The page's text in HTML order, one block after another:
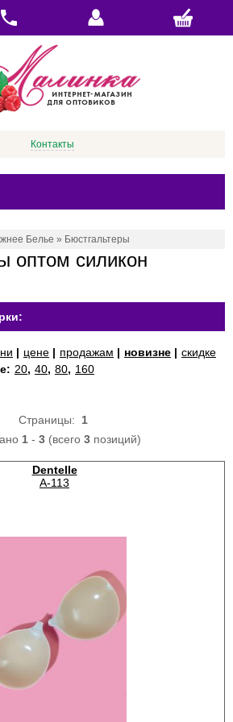
Контакты
Белье » Бюстгальтеры
оптом силикон
| цене | продажам | новизне | скидке
20, 40, 80, 160
Страницы: 1
1- 3(всего 3позиций)
Dentelle
A-113